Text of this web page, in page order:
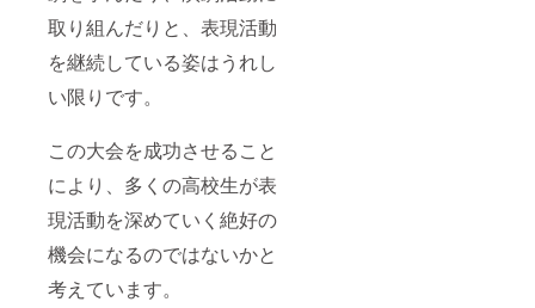
取り組んだりと、表現活動
を継続している姿はうれし
い限りです。
この大会を成功させること
により、多くの高校生が表
現活動を深めていく絶好の
機会になるのではないかと
考えています。